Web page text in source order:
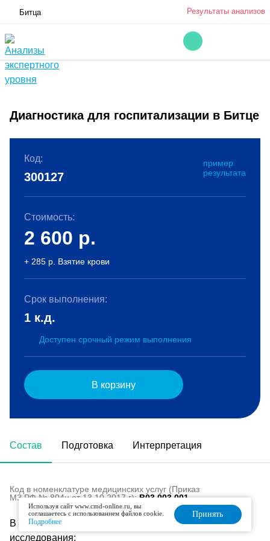
Битца Результаты анализов
Диагностика для госпитализации в Битце
Состав Подготовка Интерпретация
Код в номенклатуре медицинских услуг (Приказ
МЗ РФ № 804н от 13.10.2017 г):B03.003.001
В состав данного комплекса входят следующие
исследования:
Код:
пример
результата
300127
Стоимость:
2 600 р.
+ 285 р. Взятие крови
Срок выполнения:
1 к.д.
Доступен срочный режим выполнения
В корзину
Используя сайт www.cmd-online.ru, вы
соглашаетесь с использованием файлов cookie.
Подробнее
Принять